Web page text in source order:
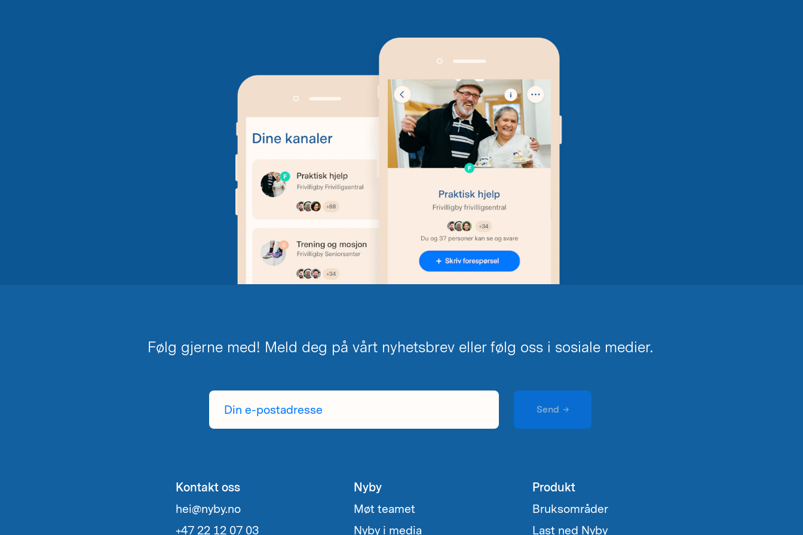
Følg gjerne med! Meld deg på vårt nyhetsbrev eller følg oss i sosiale medier.
Din
postadresse
Send →
Kontakt oss
hei@nyby.no
+47 22 12 07 03
Nyby
Møt teamet
Nyby i media
Produkt
Bruksområder
Last ned Nyby